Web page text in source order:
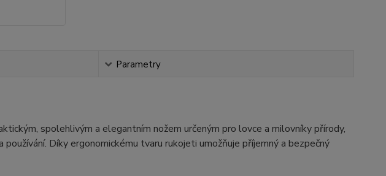
Parametry
spolehlivým a elegantním nožem určeným pro lovce a milovníky přírody,
Díky ergonomickému tvaru rukojeti umožňuje příjemný a bezpečný